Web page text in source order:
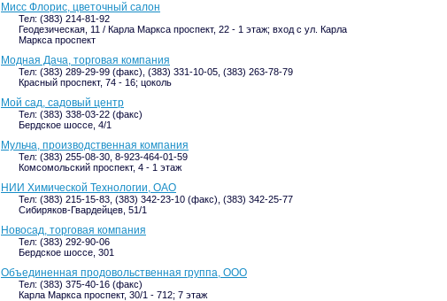
Мисс Флорис, цветочный салон
Тел: (383) 214-81-92
Геодезическая, 11 / Карла Маркса проспект, 22 - 1 этаж; вход с ул. Карла
Маркса проспект
Модная Дача, торговая компания
Тел: (383) 289-29-99 (факс), (383) 331-10-05, (383) 263-78-79
Красный проспект, 74 - 16; цоколь
Мой сад, садовый центр
Тел: (383) 338-03-22 (факс)
Бердское шоссе, 4/1
Мульча, производственная компания
Тел: (383) 255-08-30, 8-923-464-01-59
Комсомольский проспект, 4 - 1 этаж
НИИ Химической Технологии, ОАО
Тел: (383) 215-15-83, (383) 342-23-10 (факс), (383) 342-25-77
Сибиряков-Гвардейцев, 51/1
Новосад, торговая компания
Тел: (383) 292-90-06
Бердское шоссе, 301
Объединенная продовольственная группа, ООО
Тел: (383) 375-40-16 (факс)
Карла Маркса проспект, 30/1 - 712; 7 этаж